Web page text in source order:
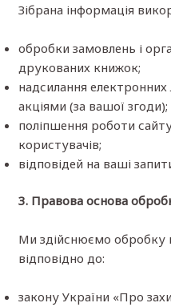
Зібрана інформація
обробки замовлень і
друкованих книжок;
надсилання електронних
акціями (за вашої згоди);
поліпшення роботи
користувачів;
відповідей на ваші
3. Правова основа
Ми здійснюємо обробку
відповідно до:
закону України «Про